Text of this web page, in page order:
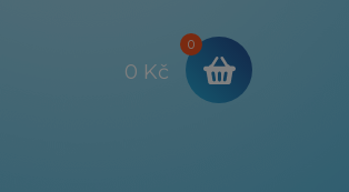
0 Kč
0